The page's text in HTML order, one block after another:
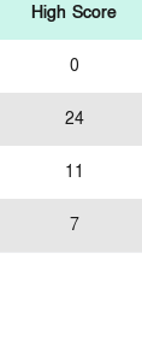
High Score
0
24
11
7